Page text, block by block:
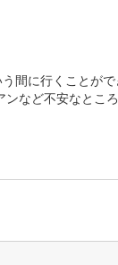
間に行くことがで
など不安なとこ